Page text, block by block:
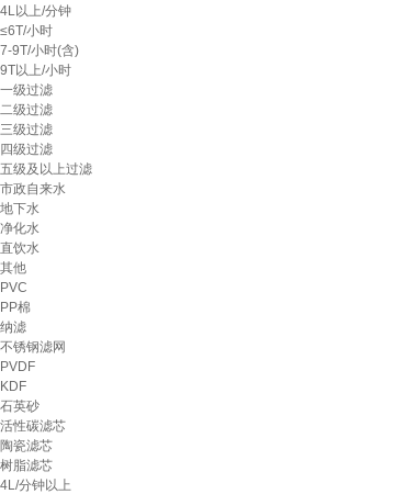
4L以上/分钟
≤6T/小时
7-9T/小时(含)
9T以上/小时
一级过滤
二级过滤
三级过滤
四级过滤
五级及以上过滤
市政自来水
地下水
净化水
直饮水
其他
PVC
PP棉
纳滤
不锈钢滤网
PVDF
KDF
石英砂
活性碳滤芯
陶瓷滤芯
树脂滤芯
4L/分钟以上